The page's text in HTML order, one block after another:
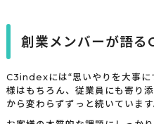
創業メンバーが語
C3indexには“思いやりを大事に
様はもちろん、従業員にも寄り
から変わらずずっと続いています